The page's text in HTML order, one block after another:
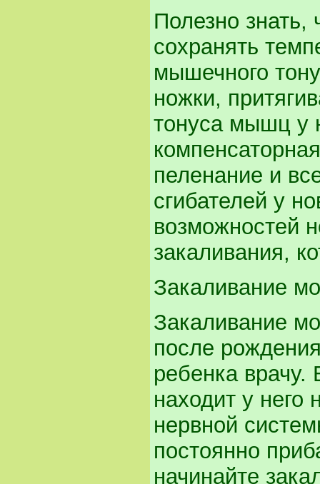
Полезно
сохранять
мышечного
ножки,
тонуса мышц у
пеленание и
сгибателей у
возможностей
закаливания,
Закаливание
Закаливание
после
ребенка
находит у него
нервной
постоянно
начинайте